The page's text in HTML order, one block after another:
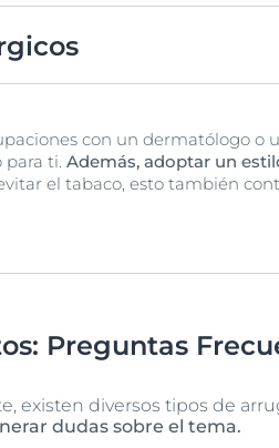
con un dermatólogo o
ti. Además, adoptar un
el tabaco, esto también
Preguntas
existen diversos tipos de
dudas sobre el tema.